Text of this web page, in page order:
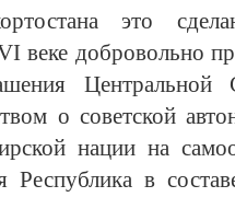
это
веке добровольно
Центральной
о советской
нации на
Республика в